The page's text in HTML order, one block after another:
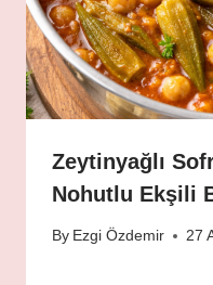
Zeytinyağlı
Nohutlu Ekşili
By Ezgi Özdemir 27